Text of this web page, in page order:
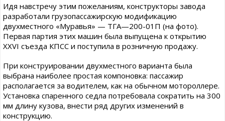
Идя навстречу этим пожеланиям, конструкторы завода
разработали грузопассажирскую модификацию
двухместного «Муравья» — ТГА—200-01П (на фото).
Первая партия этих машин была выпущена к открытию
XXVI съезда КПСС и поступила в розничную продажу.
При конструировании двухместного варианта была
выбрана наиболее простая компоновка: пассажир
располагается за водителем, как на обычном мотороллере.
Установка спаренного седла потребовала сократить на 300
мм длину кузова, внести ряд других изменений в
конструкцию.